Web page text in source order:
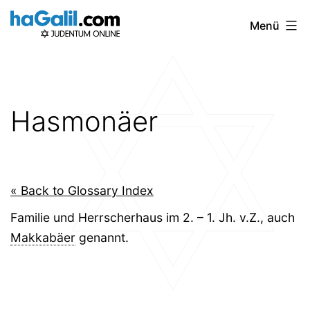
Zum
Inhalt
Menü
Hasmonäer
« Back to Glossary Index
Familie und Herrscherhaus im 2. – 1. Jh. v.Z., auch
Makkabäer genannt.